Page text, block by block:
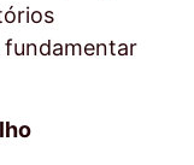
fundamentar